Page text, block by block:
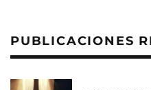
PUBLICACIONES